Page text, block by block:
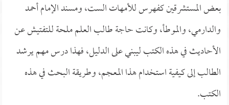
بعض المستشرقين كفهرس للأمهات الست، ومسند الإمام أحمد
والدارمي، والموطأ، وكانت حاجة طالب العلم ملحة للتفتيش عن
الأحاديث في هذه الكتب ليبني على الدليل، فهذا درس مهم يرشد
الطالب إلى كيفية استخدام هذا المعجم، وطريقة البحث في هذه
الكتب.